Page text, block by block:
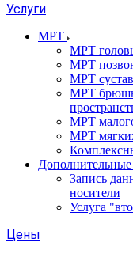
Услуги
МРТ
МРТ
МРТ
МРТ
МРТ
МРТ
МРТ
Дополнительные
Запись
носители
Услуга
Цены